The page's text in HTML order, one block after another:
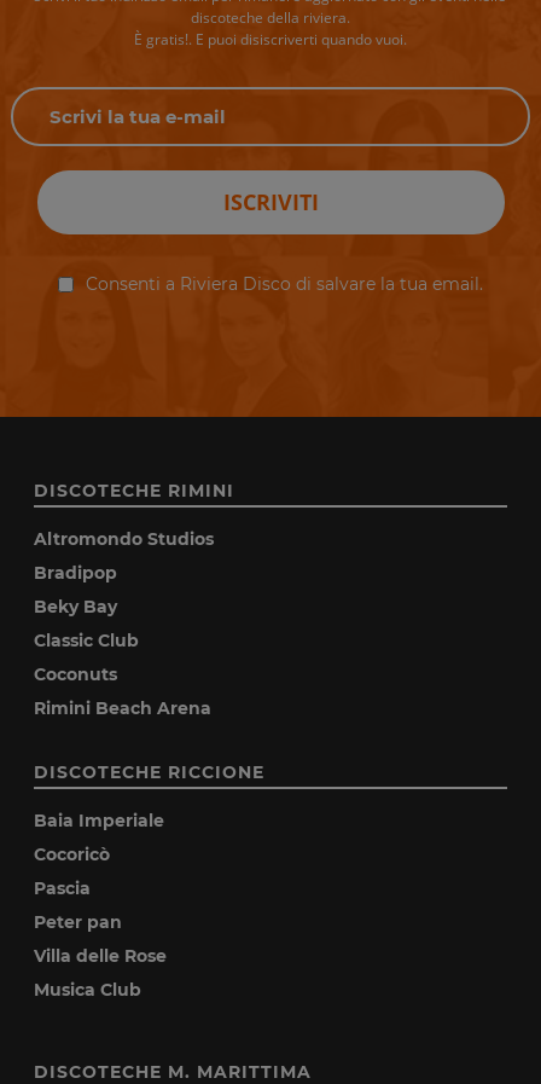
discoteche della riviera.
È gratis!. E puoi disiscriverti quando vuoi.
ISCRIVITI
Consenti a Riviera Disco di salvare la tua email.
DISCOTECHE RIMINI
Altromondo Studios
Bradipop
Beky Bay
Classic Club
Coconuts
Rimini Beach Arena
DISCOTECHE RICCIONE
Baia Imperiale
Cocoricò
Pascia
Peter pan
Villa delle Rose
Musica Club
DISCOTECHE M. MARITTIMA